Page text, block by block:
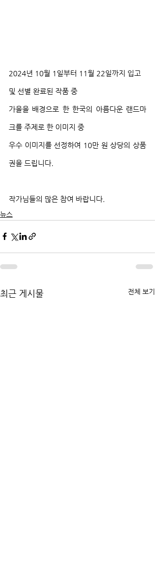
2024년 10월 1일부터 11월 22일까지 입고
및 선별 완료된 작품 중
가을을 배경으로 한 한국의 아름다운 랜드마
크를 주제로 한 이미지 중
우수 이미지를 선정하여 10만 원 상당의 상품
권을 드립니다.
작가님들의 많은 참여 바랍니다.
뉴스
최근 게시물 전체 보기